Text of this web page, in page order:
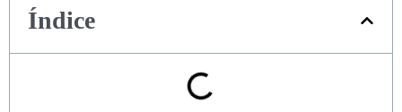
Índice